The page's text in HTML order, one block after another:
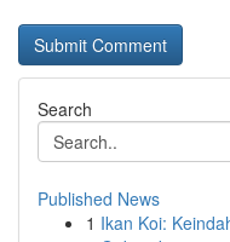
Search
Published News
1 Ikan Koi: